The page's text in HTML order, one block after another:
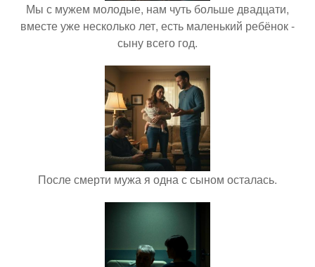
Мы с мужем молодые, нам чуть больше двадцати,
вместе уже несколько лет, есть маленький ребёнок -
сыну всего год.
После смерти мужа я одна с сыном осталась.